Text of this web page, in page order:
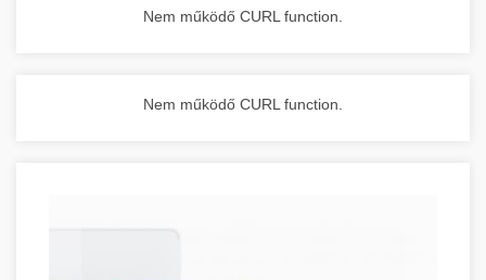
Nem működő CURL function.
Nem működő CURL function.